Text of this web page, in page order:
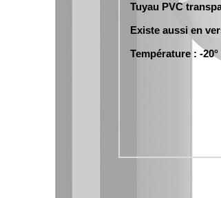
Tuyau PVC
Existe aussi en
Température : -20°